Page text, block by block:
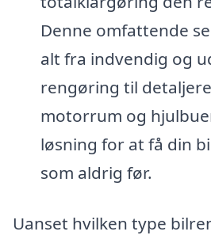
Denne omfattende
alt fra indvendig og
rengøring til
motorrum og
løsning for at få din
som aldrig før.
Uanset hvilken type